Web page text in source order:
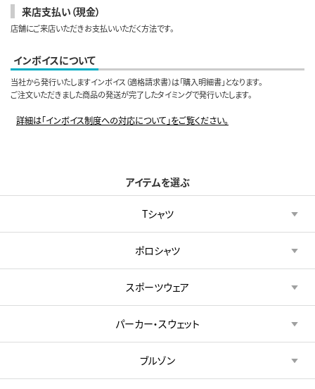
来店支払い（現金）
店舗にご来店いただきお支払いいただく方法です。
インボイスについて
当社から発行いたしますインボイス（適格請求書）は「購入明細書」となります。
ご注文いただきました商品の発送が完了したタイミングで発行いたします。
詳細は「インボイス制度への対応について」をご覧ください。
アイテムを選ぶ
Tシャツ
ポロシャツ
スポーツウェア
パーカー・スウェット
ブルゾン